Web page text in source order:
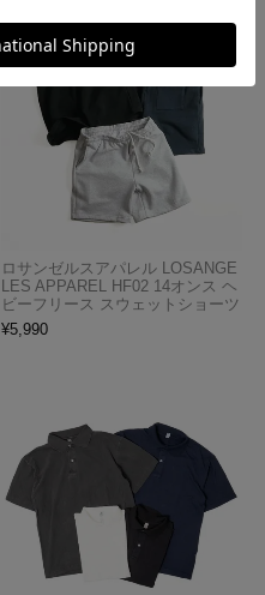
ロサンゼルスアパレル LOSANGE
LES APPAREL HF02 14オンス ヘ
ビーフリース スウェットショーツ
¥5,990